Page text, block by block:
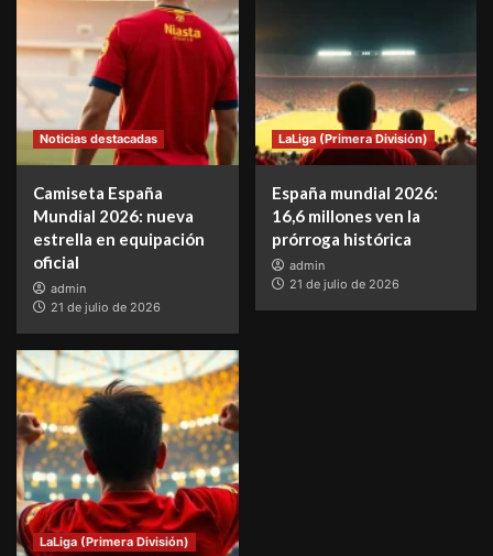
Noticias destacadas
Camiseta España
Mundial 2026: nueva
estrella en equipación
oficial
admin
21 de julio de 2026
LaLiga (Primera División)
España mundial 2026:
16,6 millones ven la
prórroga histórica
admin
21 de julio de 2026
LaLiga (Primera División)